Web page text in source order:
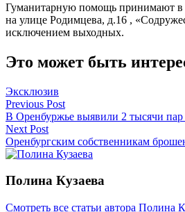
Гуманитарную помощь принимают в
на улице Родимцева, д.16 ,
исключением выходных.
Это может быть
Эксклюзив
Навигация
по
записям
Previous Post
В Оренбуржье выявили 2 тысячи пар
Next Post
Оренбургским собственникам
Полина Кузаева
Смотреть все статьи автора Полина